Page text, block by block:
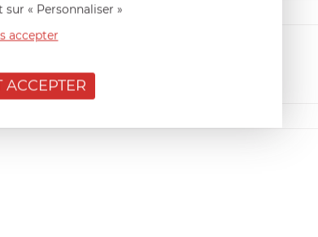
« Personnaliser »
accepter
ACCEPTER